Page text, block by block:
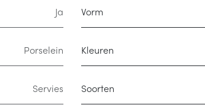
Ja Vorm
Porselein Kleuren
Servies Soorten